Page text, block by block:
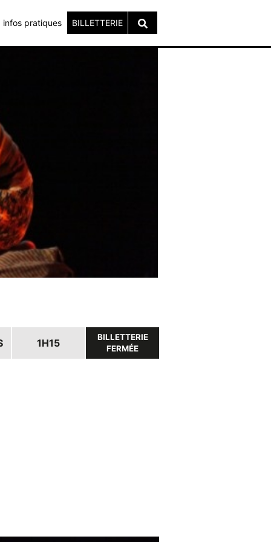
infos pratiques BILLETTERIE
1H15
BILLETTERIE
FERMÉE